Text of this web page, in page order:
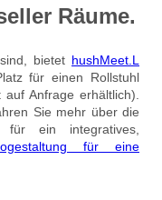
Räume.
bietet hushMeet.L
für einen Rollstuhl
Anfrage erhältlich).
Sie mehr über die
für ein integratives,
für eine